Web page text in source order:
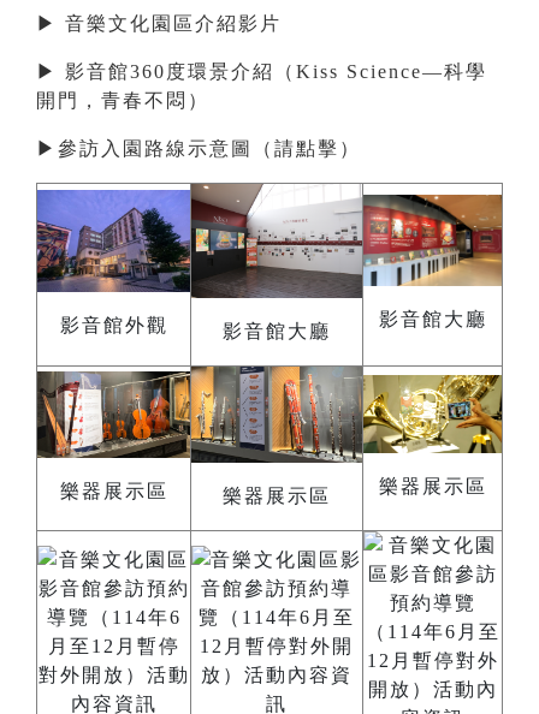
▶ 音樂文化園區介紹影片
▶ 影音館360度環景介紹（Kiss Science—科學
開門，青春不悶）
▶ 參訪入園路線示意圖（請點擊）
影音館外觀 影音館大廳
影音館大廳
樂器展示區 樂器展示區 樂器展示區